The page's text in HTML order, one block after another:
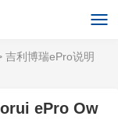
吉利博瑞ePro说明
ePro Ow